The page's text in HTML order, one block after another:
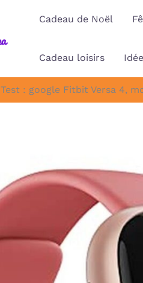
Cadeau de Noël
Cadeau loisirs
Test : google Fitbit Versa 4,